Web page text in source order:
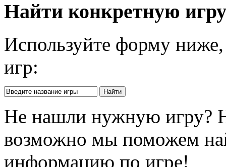
Найти конкретную
Используйте форму
игр:
Не нашли нужную игру?
возможно мы поможем
информацию по игре!